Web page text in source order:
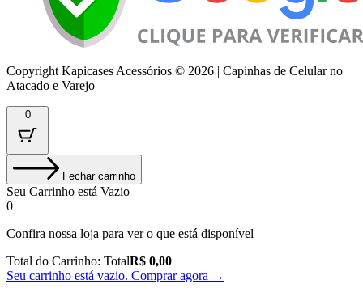
Copyright Kapicases Acessórios © 2026 | Capinhas de Celular no
Atacado e Varejo
0
Fechar carrinho
Seu Carrinho está Vazio
0
Confira nossa loja para ver o que está disponível
Total do Carrinho: TotalR$ 0,00
Seu carrinho está vazio. Comprar agora →